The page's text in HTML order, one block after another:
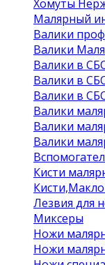
Хомуты
Малярный
Валики
Валики
Валики в
Валики в
Валики в
Валики
Валики
Валики
Кисти
Лезвия для
Миксеры
Ножи
Ножи